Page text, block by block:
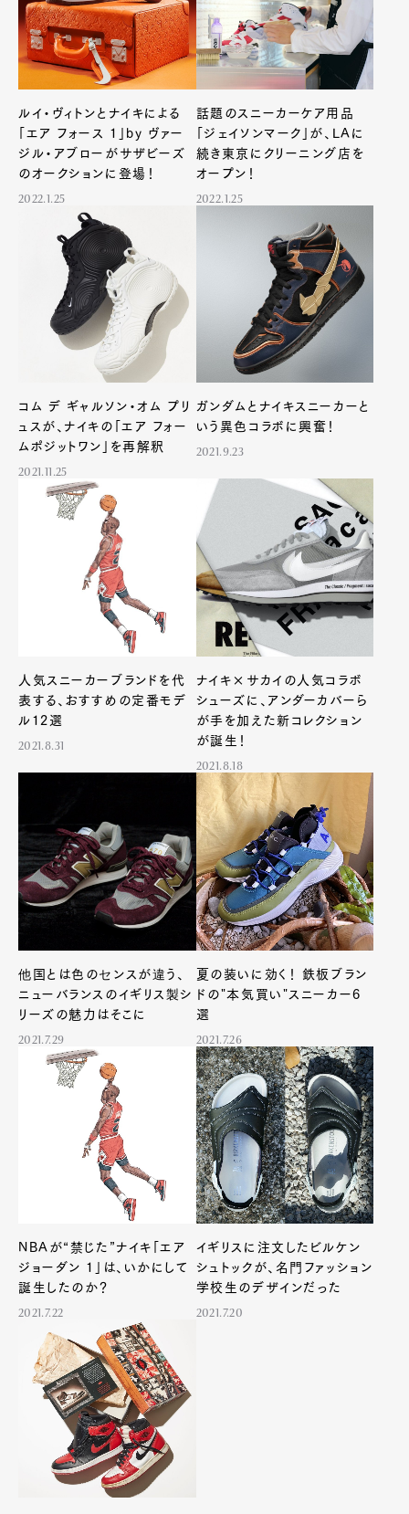
Art&DesignWatch
Fashion
Gourmet
CultureLifestyle
Pen Membership
Magazine
Official Columnist
About
Pen Meet
ルイ・ヴィトンとナイキによる
「エア フォース 1」by ヴァー
ジル・アブローがサザビーズ
のオークションに登場！
2022.1.25
話題のスニーカーケア用品
「ジェイソンマーク」が、LAに
続き東京にクリーニング店を
オープン！
2022.1.25
コム デ ギャルソン・オム プリ
ュスが、ナイキの「エア フォー
ムポジットワン」を再解釈
2021.11.25
ガンダムとナイキスニーカーと
いう異色コラボに興奮！
2021.9.23
人気スニーカーブランドを代
表する、おすすめの定番モデ
ル12選
2021.8.31
ナイキ×サカイの人気コラボ
シューズに、アンダーカバーら
が手を加えた新コレクション
が誕生！
2021.8.18
他国とは色のセンスが違う、
ニューバランスのイギリス製シ
リーズの魅力はそこに
2021.7.29
夏の装いに効く！ 鉄板ブラン
ドの"本気買い"スニーカー6
選
2021.7.26
NBAが“禁じた”ナイキ「エア
ジョーダン 1」は、いかにして
誕生したのか？
2021.7.22
イギリスに注文したビルケン
シュトックが、名門ファッション
学校生のデザインだった
2021.7.20